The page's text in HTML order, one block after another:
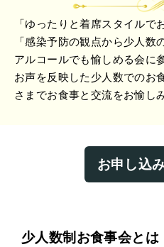
「ゆったりと着席スタイルで
「感染予防の観点から少人
アルコールでも愉しめる会に
お声を反映した少人数でのお
さまでお食事と交流をお愉し
お申し込
少人数制お食事会とは